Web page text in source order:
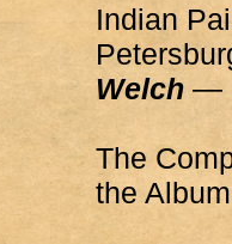
Indian
Welch —
The
the